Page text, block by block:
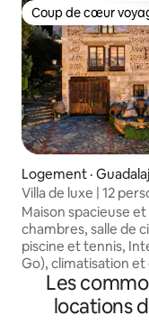
Coup de cœur
Coup de cœur
Logement ·
Villa de luxe | 12
cinéma | Piscine
pour véhicule
de Madrid
Maison spacieuse
chambres, salle de
piscine et tennis,
Go), climatisation
équipée. Quartier
privée et vue
de Henares.
Les
locations